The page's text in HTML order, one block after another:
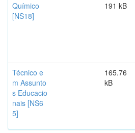
Químico
[NS18]
191 kB
Técnico e
m Assunto
s Educacio
nais [NS6
5]
165.76
kB